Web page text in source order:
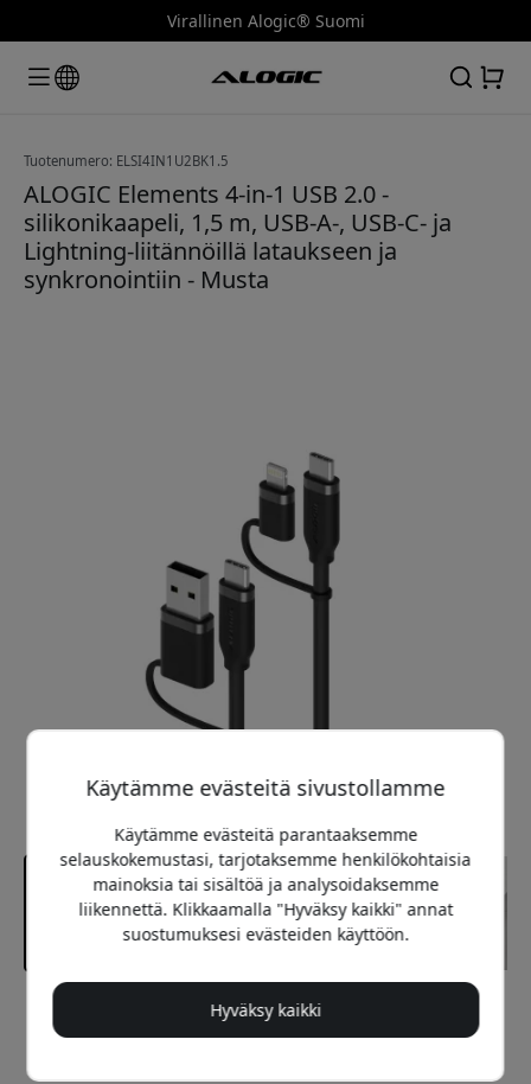
Virallinen Alogic® Suomi
Tuotenumero: ELSI4IN1U2BK1.5
ALOGIC Elements 4-in-1 USB 2.0 -
silikonikaapeli, 1,5 m, USB-A-, USB-C- ja
Lightning-liitännöillä lataukseen ja
synkronointiin - Musta
Suositeltava hinta
29.99 EUR
Käytämme evästeitä sivustollamme
Käytämme evästeitä parantaaksemme
selauskokemustasi, tarjotaksemme henkilökohtaisia
mainoksia tai sisältöä ja analysoidaksemme
liikennettä. Klikkaamalla "Hyväksy kaikki" annat
suostumuksesi evästeiden käyttöön.
Hyväksy kaikki